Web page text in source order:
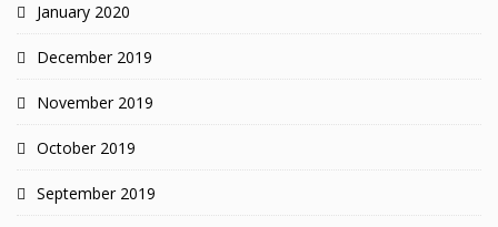
January 2020
December 2019
November 2019
October 2019
September 2019